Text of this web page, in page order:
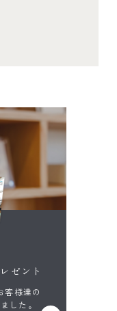
ゼント
客様達の
した。